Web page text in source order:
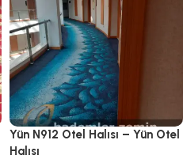
Yün N912 Otel Halısı – Yün Otel
Halısı